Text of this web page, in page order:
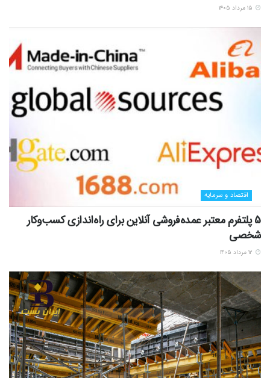
اقتصاد و سرمایه
5 پلتفرم معتبر عمده‌فروشی آنلاین برای راه‌اندازی کسب‌وکار
شخصی